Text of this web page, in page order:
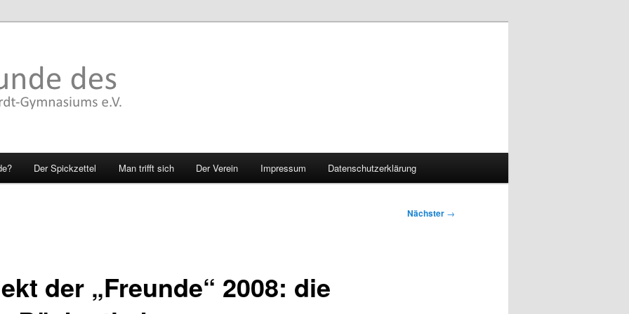
Der Spickzettel Man trifft sich Der Verein Impressum Datenschutzerklärung
Nächster →
der „Freunde“ 2008: die